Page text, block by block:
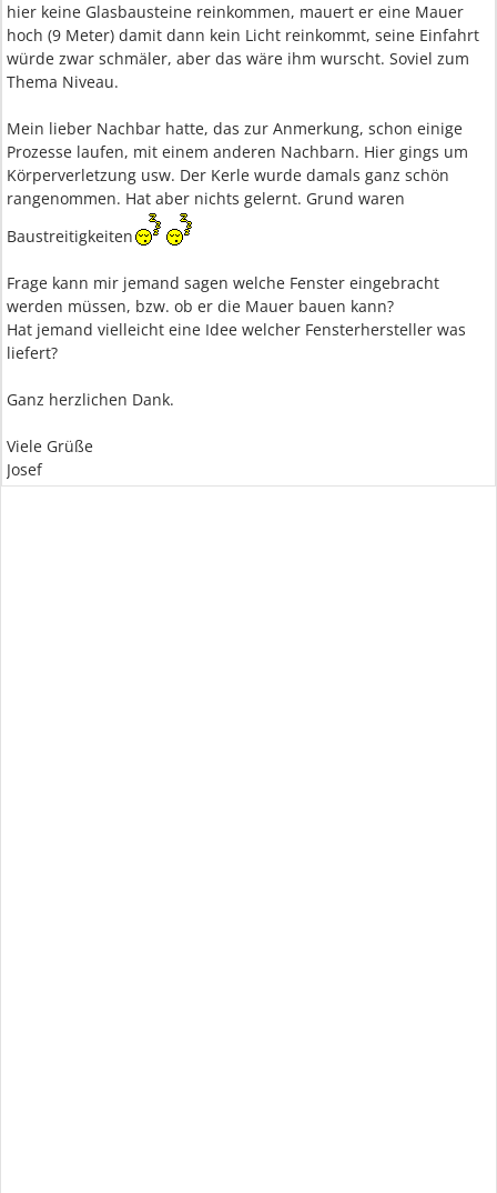
hier keine Glasbausteine reinkommen, mauert er eine Mauer
hoch (9 Meter) damit dann kein Licht reinkommt, seine Einfahrt
würde zwar schmäler, aber das wäre ihm wurscht. Soviel zum
Thema Niveau.
Mein lieber Nachbar hatte, das zur Anmerkung, schon einige
Prozesse laufen, mit einem anderen Nachbarn. Hier gings um
Körperverletzung usw. Der Kerle wurde damals ganz schön
rangenommen. Hat aber nichts gelernt. Grund waren
Baustreitigkeiten
Frage kann mir jemand sagen welche Fenster eingebracht
werden müssen, bzw. ob er die Mauer bauen kann?
Hat jemand vielleicht eine Idee welcher Fensterhersteller was
liefert?
Ganz herzlichen Dank.
Viele Grüße
Josef